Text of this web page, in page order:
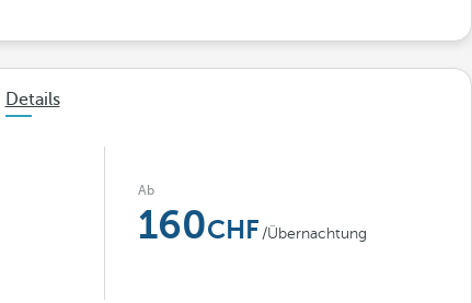
Details
Ab
160 /Übernachtung